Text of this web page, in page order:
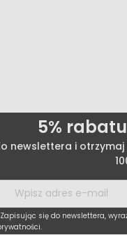
5%
newslettera i
się do newslettera,